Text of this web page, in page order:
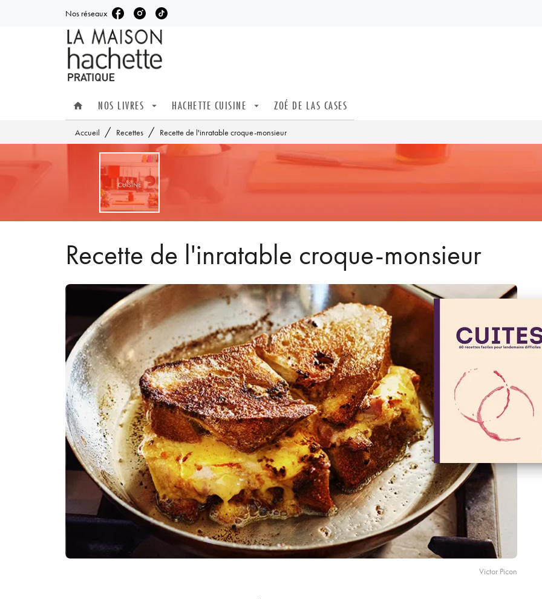
MENU RECHERCHE
Nos réseaux
home NOS LIVRES arrow_drop_down HACHETTE CUISINE arrow_drop_down ZOÉ DE LAS CASES
Accueil / Recettes / Recette de l'inratable croque-monsieur
Recette de l'inratable croque-monsieur
Victor Picon